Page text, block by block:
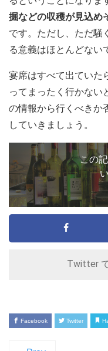
掘などの収穫が見込め
です。ただし、ただ騒
る意義はほとんどない
宴席はすべて出ていた
ってまったく行かない
の情報から行くべきか
していきましょう。
この
Twitter
Facebook Twitter